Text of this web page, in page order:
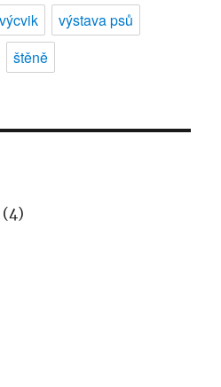
výcvik
výstava psů
štěně
(4)